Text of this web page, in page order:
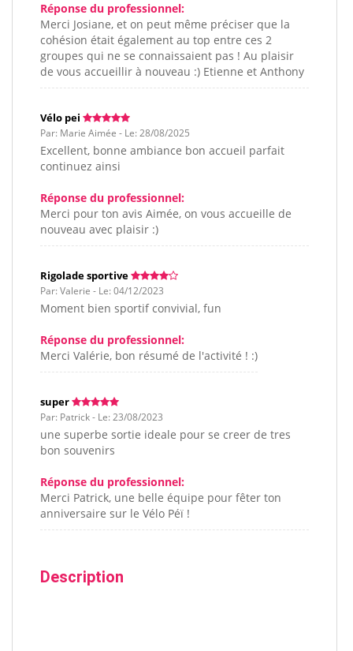
Réponse du professionnel:
Merci Josiane, et on peut même préciser que la
cohésion était également au top entre ces 2
groupes qui ne se connaissaient pas ! Au plaisir
de vous accueillir à nouveau :) Etienne et Anthony
Vélo pei
Par: Marie Aimée - Le: 28/08/2025
Excellent, bonne ambiance bon accueil parfait
continuez ainsi
Réponse du professionnel:
Merci pour ton avis Aimée, on vous accueille de
nouveau avec plaisir :)
Rigolade sportive
Par: Valerie - Le: 04/12/2023
Moment bien sportif convivial, fun
Réponse du professionnel:
Merci Valérie, bon résumé de l'activité ! :)
super
Par: Patrick - Le: 23/08/2023
une superbe sortie ideale pour se creer de tres
bon souvenirs
Réponse du professionnel:
Merci Patrick, une belle équipe pour fêter ton
anniversaire sur le Vélo Péï !
Description